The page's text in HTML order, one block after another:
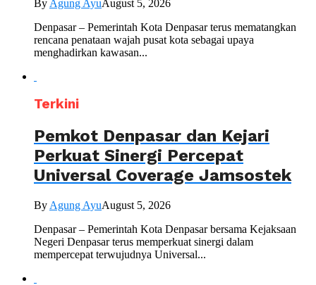
ByAgung AyuAugust 5, 2026
Denpasar – Pemerintah Kota Denpasar terus mematangkan
rencana penataan wajah pusat kota sebagai upaya
menghadirkan kawasan...
Terkini
Pemkot Denpasar dan Kejari
Perkuat Sinergi Percepat
Universal Coverage Jamsostek
By Agung AyuAugust 5, 2026
Denpasar – Pemerintah Kota Denpasar bersama Kejaksaan
Negeri Denpasar terus memperkuat sinergi dalam
mempercepat terwujudnya Universal...